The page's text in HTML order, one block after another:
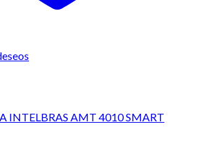
INTELBRAS AMT 4010 SMART